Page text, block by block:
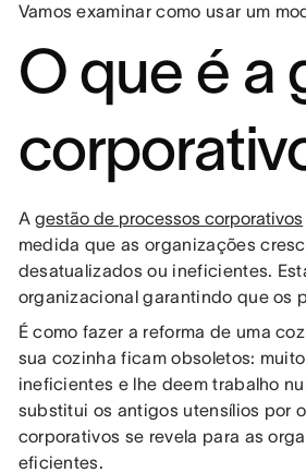
Vamos examinar como usar um
O que é a
Agestão de processos corporativos
medida que as organizações
desatualizados ou ineficientes.
organizacional garantindo que os
É como fazer a reforma de uma
sua cozinha ficam obsoletos:
ineficientes e lhe deem trabalho
substitui os antigos utensílios por
corporativos se revela para as
eficientes.